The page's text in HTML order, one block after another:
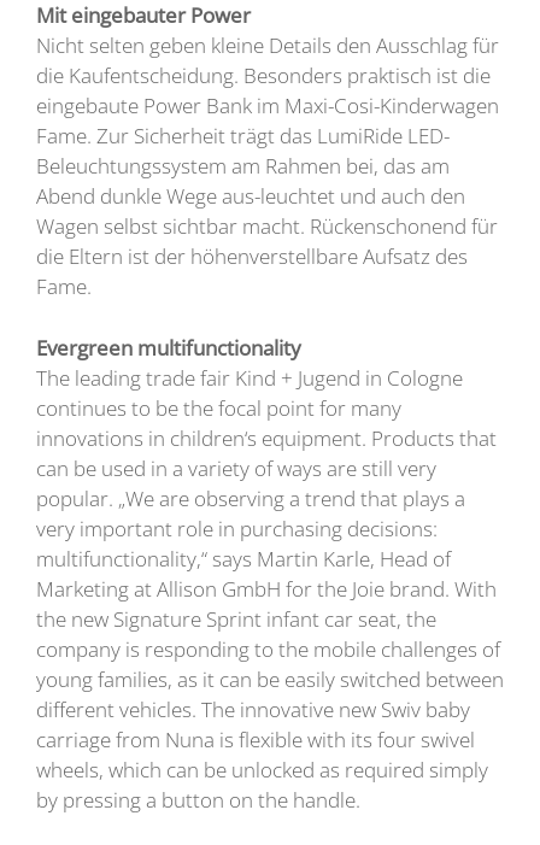
Mit eingebauter Power
Nicht selten geben kleine Details den Ausschlag für
die Kaufentscheidung. Besonders praktisch ist die
eingebaute Power Bank im Maxi-Cosi-Kinderwagen
Fame. Zur Sicherheit trägt das LumiRide LED-
Beleuchtungssystem am Rahmen bei, das am
Abend dunkle Wege aus-leuch­tet und auch den
Wagen selbst sichtbar macht. Rückenschonend für
die Eltern ist der höhenverstellbare Aufsatz des
Fame.
Evergreen multifunctionality
The leading trade fair Kind + Jugend in Cologne
continues to be the focal point for many
innovations in children‘s equipment. Products that
can be used in a variety of ways are still very
popular. „We are observing a trend that plays a
very important role in purchasing decisions:
multifunctionality,“ says Martin Karle, Head of
Marketing at Allison GmbH for the Joie brand. With
the new Signature Sprint infant car seat, the
company is responding to the mobile challenges of
young families, as it can be easily switched between
different vehicles. The innovative new Swiv baby
carriage from Nuna is flexible with its four swivel
wheels, which can be unlocked as required simply
by pressing a button on the handle.